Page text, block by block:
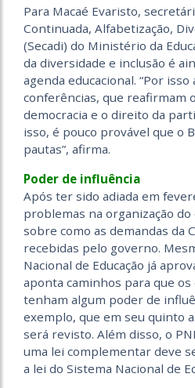
Para Macaé Evaristo,
Continuada, Alfabetização,
(Secadi) do Ministério da
da diversidade e inclusão é
agenda educacional. “Por
conferências, que reafirmam
democracia e o direito da
isso, é pouco provável que o
pautas”, afirma.
Poder de influência
Após ter sido adiada em
problemas na organização
sobre como as demandas da
recebidas pelo governo.
Nacional de Educação já
aponta caminhos para que
tenham algum poder de
exemplo, que em seu quinto
será revisto. Além disso, o
uma lei complementar deve
a lei do Sistema Nacional de